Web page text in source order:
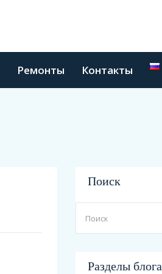
Ремонты Контакты
Поиск
Разделы блога